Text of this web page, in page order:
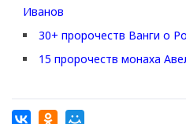
Иванов
30+ пророчеств Ванги о
15 пророчеств монаха